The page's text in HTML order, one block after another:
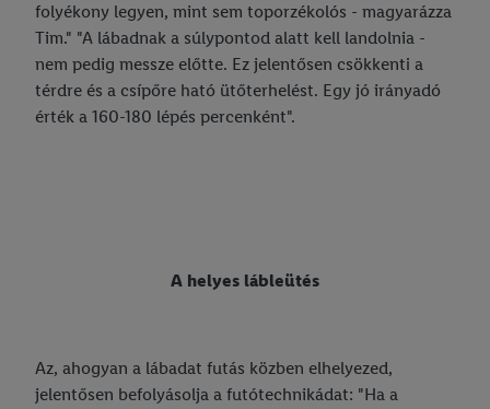
folyékony legyen, mint sem toporzékolós - magyarázza
Tim." "A lábadnak a súlypontod alatt kell landolnia -
nem pedig messze előtte. Ez jelentősen csökkenti a
térdre és a csípőre ható ütőterhelést. Egy jó irányadó
érték a 160-180 lépés percenként".
A helyes lábleütés
Az, ahogyan a lábadat futás közben elhelyezed,
jelentősen befolyásolja a futótechnikádat: "Ha a